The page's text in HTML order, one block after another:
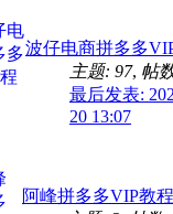
波仔电商拼多多
主题: 97, 帖
最后发表:
20 13:07
阿峰拼多多VIP教程